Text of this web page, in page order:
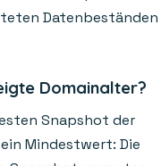
Datenbeständen
Domainalter?
Snapshot der
Mindestwert: Die